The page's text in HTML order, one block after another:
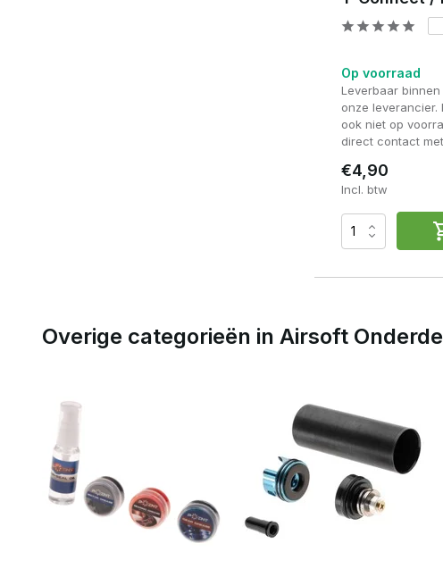
optimaliseer je
Op voorraad
Leverbaar
onze
ook niet op
direct contact
€4,90
Incl. btw
Overige categorieën in Airsoft